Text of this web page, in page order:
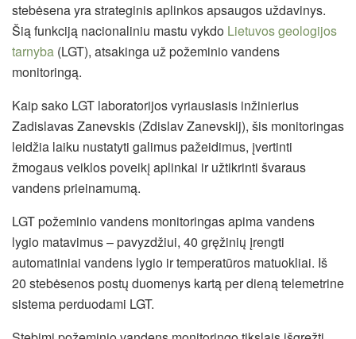
stebėsena yra strateginis aplinkos apsaugos uždavinys.
Šią funkciją nacionaliniu mastu vykdo Lietuvos geologijos
tarnyba (LGT), atsakinga už požeminio vandens
monitoringą.
Kaip sako LGT laboratorijos vyriausiasis inžinierius
Zadislavas Zanevskis (Zdislav Zanevskij), šis monitoringas
leidžia laiku nustatyti galimus pažeidimus, įvertinti
žmogaus veiklos poveikį aplinkai ir užtikrinti švaraus
vandens prieinamumą.
LGT požeminio vandens monitoringas apima vandens
lygio matavimus – pavyzdžiui, 40 gręžinių įrengti
automatiniai vandens lygio ir temperatūros matuokliai. Iš
20 stebėsenos postų duomenys kartą per dieną telemetrine
sistema perduodami LGT.